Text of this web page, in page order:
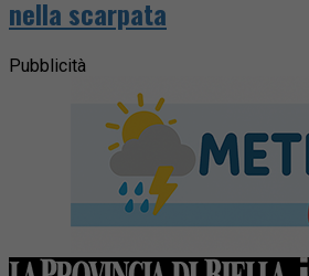
nella scarpata
Pubblicità